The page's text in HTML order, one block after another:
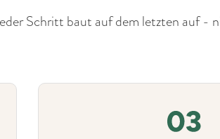
Schritt baut auf dem letzten auf -